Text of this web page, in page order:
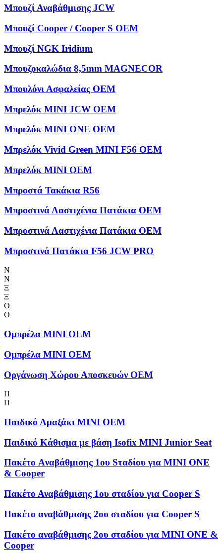
Μπουζί Αναβάθμισης JCW
Μπουζί Cooper / Cooper S OEM
Μπουζί NGK Iridium
Μπουζοκαλώδια 8,5mm MAGNECOR
Μπουλόνι Ασφαλείας OEM
Μπρελόκ MINI JCW OEM
Μπρελόκ MINI ONE OEM
Μπρελόκ Vivid Green MINI F56 OEM
Μπρελόκ ΜΙΝΙ OEM
Μπροστά Τακάκια R56
Μπροστινά Λαστιχένια Πατάκια OEM
Μπροστινά Λαστιχένια Πατάκια OEM
Μπροστινά Πατάκια F56 JCW PRO
Ν
Ν
Ξ
Ξ
Ο
Ο
Ομπρέλα MINI OEM
Ομπρέλα MINI OEM
Οργάνωση Χώρου Αποσκευών OEM
Π
Π
Παιδικό Αμαξάκι MINI OEM
Παιδικό Κάθισμα με βάση Isofix MINI Junior Seat
Πακέτο Aναβάθμισης 1ου Sταδίου για MINI ONE
& Cooper
Πακέτο Αναβάθμισης 1ου σταδίου για Cooper S
Πακέτο αναβάθμισης 2ου σταδίου για Cooper S
Πακέτο αναβάθμισης 2ου σταδίου για MINI ONE &
Cooper